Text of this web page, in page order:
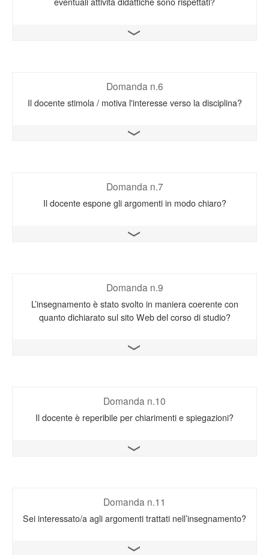
Apri il grafico
Domanda n.6
Il docente stimola / motiva l'interesse verso la disciplina?
Apri il grafico
Domanda n.7
Il docente espone gli argomenti in modo chiaro?
Apri il grafico
Domanda n.9
L’insegnamento è stato svolto in maniera coerente con
quanto dichiarato sul sito Web del corso di studio?
Apri il grafico
Domanda n.10
Il docente è reperibile per chiarimenti e spiegazioni?
Apri il grafico
Domanda n.11
Sei interessato/a agli argomenti trattati nell’insegnamento?
Apri il grafico